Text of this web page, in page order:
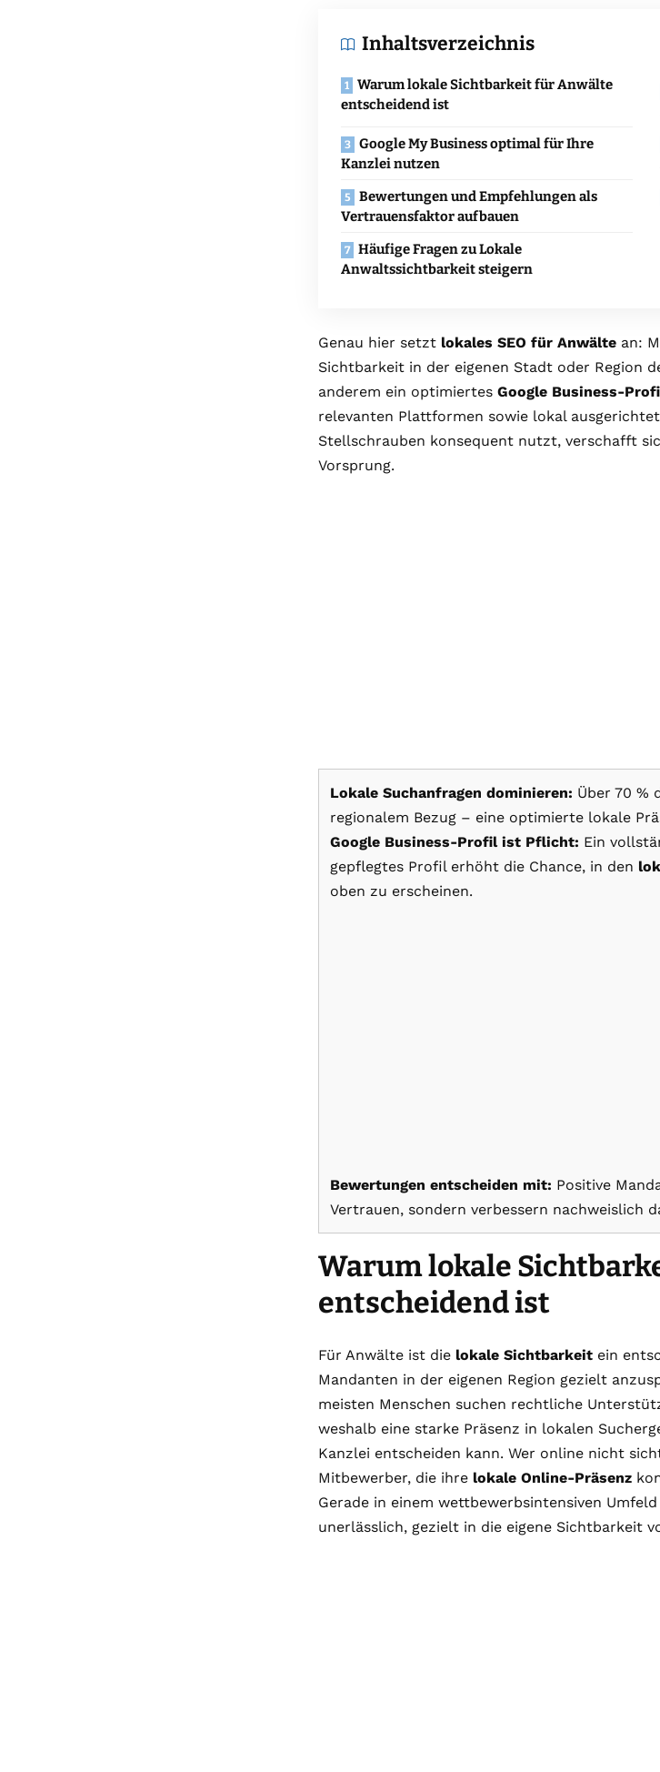
Inhaltsverzeichnis
Warum lokale Sichtbarkeit für Anwälte
entscheidend ist
Google My Business optimal für Ihre
Kanzlei nutzen
Bewertungen und Empfehlungen als
Vertrauensfaktor aufbauen
Häufige Fragen zu Lokale
Anwaltssichtbarkeit steigern
Genau hier setzt lokales SEO für Anwälte an:
Sichtbarkeit in der eigenen Stadt oder Region
anderem ein optimiertes Google Business-
relevanten Plattformen sowie lokal
Stellschrauben konsequent nutzt, verschafft
Vorsprung.
Lokale Suchanfragen dominieren: Über 70 %
regionalem Bezug – eine optimierte lokale
Google Business-Profil ist Pflicht: Ein
gepflegtes Profil erhöht die Chance, in den
oben zu erscheinen.
Bewertungen entscheiden mit: Positive
Vertrauen, sondern verbessern nachweislich
Warum lokale
entscheidend ist
Für Anwälte ist die lokale Sichtbarkeit ein
Mandanten in der eigenen Region gezielt
meisten Menschen suchen rechtliche
weshalb eine starke Präsenz in lokalen
Kanzlei entscheiden kann. Wer online nicht
Mitbewerber, die ihre lokale Online-Präsenz
Gerade in einem wettbewerbsintensiven
unerlässlich, gezielt in die eigene Sichtbarkeit